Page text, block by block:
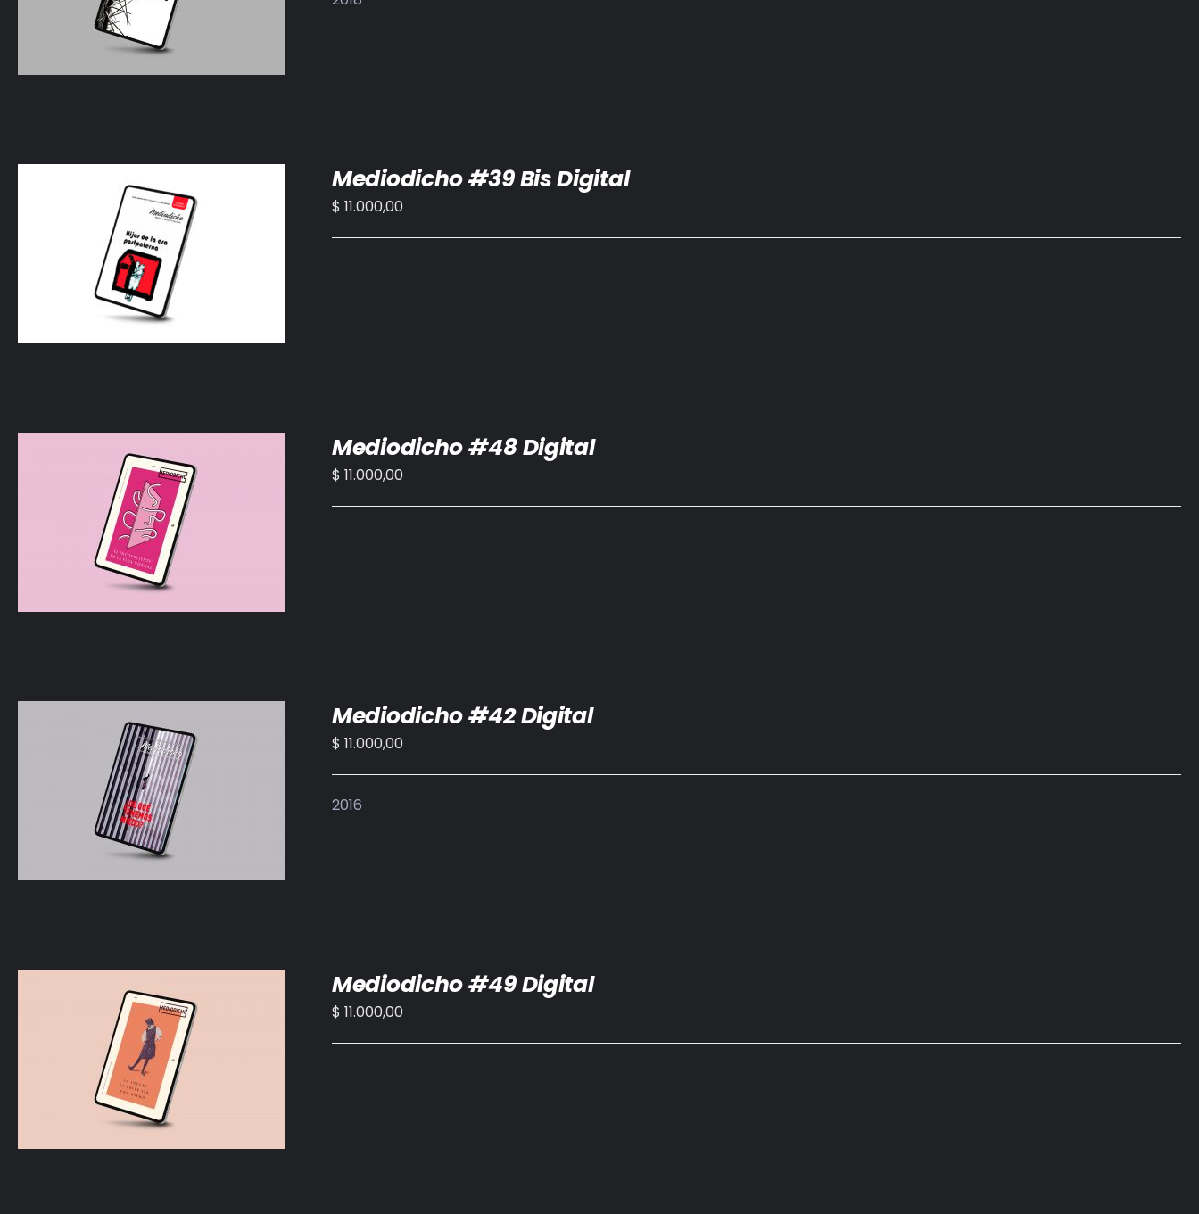
AÑADIR AL CARRITO /
Mediodicho #39 Bis Digital
$ 11.000,00
AÑADIR AL CARRITO /
Mediodicho #48 Digital
$ 11.000,00
AÑADIR AL CARRITO /
Mediodicho #42 Digital
$ 11.000,00
2016
AÑADIR AL CARRITO /
Mediodicho #49 Digital
$ 11.000,00